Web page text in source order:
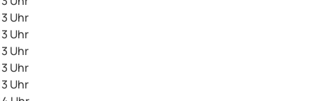
Uhr
Uhr
Uhr
Uhr
Uhr